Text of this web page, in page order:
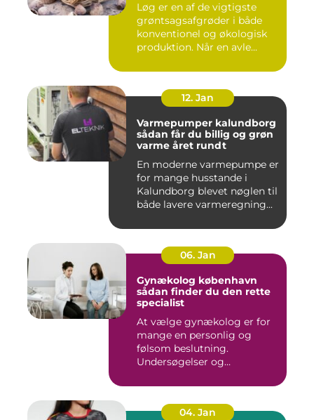
Løg er en af de vigtigste
grøntsagsafgrøder i både
konventionel og økologisk
produktion. Når en avle...
12. Jan
Varmepumper kalundborg
sådan får du billig og grøn
varme året rundt
En moderne varmepumpe er
for mange husstande i
Kalundborg blevet nøglen til
både lavere varmeregning...
06. Jan
Gynækolog københavn
sådan finder du den rette
specialist
At vælge gynækolog er for
mange en personlig og
følsom beslutning.
Undersøgelser og
04. Jan